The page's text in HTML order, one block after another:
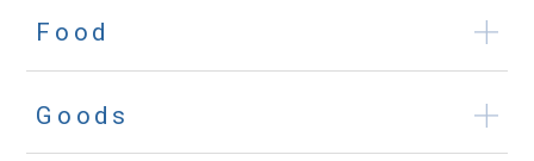
Food
Goods